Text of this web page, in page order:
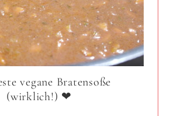
vegane Bratensoße
(wirklich!) ❤